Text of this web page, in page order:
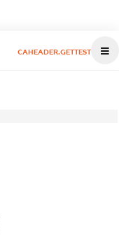
CAHEADER.GETTEST